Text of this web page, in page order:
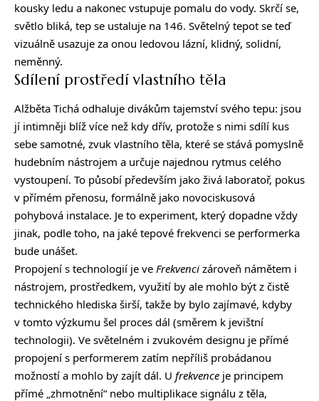
kousky ledu a nakonec vstupuje pomalu do vody. Skrčí se,
světlo bliká, tep se ustaluje na 146. Světelný tepot se teď
vizuálně usazuje za onou ledovou lázní, klidný, solidní,
neměnný.
Sdílení prostředí vlastního těla
Alžběta Tichá odhaluje divákům tajemství svého tepu: jsou
jí intimněji blíž více než kdy dřív, protože s nimi sdílí kus
sebe samotné, zvuk vlastního těla, které se stává pomyslně
hudebním nástrojem a určuje najednou rytmus celého
vystoupení. To působí především jako živá laboratoř, pokus
v přímém přenosu, formálně jako novociskusová
pohybová instalace. Je to experiment, který dopadne vždy
jinak, podle toho, na jaké tepové frekvenci se performerka
bude unášet.
Propojení s technologií je ve Frekvenci zároveň námětem i
nástrojem, prostředkem, využití by ale mohlo být z čistě
technického hlediska širší, takže by bylo zajímavé, kdyby
v tomto výzkumu šel proces dál (směrem k jevištní
technologii). Ve světelném i zvukovém designu je přímé
propojení s performerem zatím nepříliš probádanou
možností a mohlo by zajít dál. U frekvence je principem
přímé „zhmotnění“ nebo multiplikace signálu z těla,